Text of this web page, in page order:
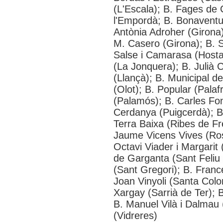
(L'Escala); B. Fages de
l'Empordà; B.
Antònia Adroher
M. Casero (Girona); B.
Salse i Camarasa
(La Jonquera); B. Julià
(Llançà); B. Municipal
(Olot); B. Popular
(Palamós); B. Carles
Cerdanya (Puigcerdà);
Terra Baixa (Ribes de
Jaume Vicens Vives
Octavi Viader i
de Garganta (Sant
(Sant Gregori); B.
Joan Vinyoli (Santa
Xargay (Sarrià de Ter);
B. Manuel Vilà i
(Vidreres)